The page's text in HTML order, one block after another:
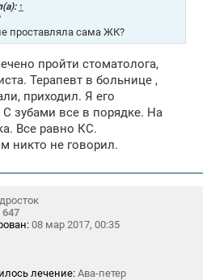
↑
проставляла сама ЖК?
пройти стоматолога,
Терапевт в больнице ,
приходил. Я его
зубами все в порядке. На
Все равно КС.
никто не говорил.
647
08 мар 2017, 00:35
лечение: Ава-петер